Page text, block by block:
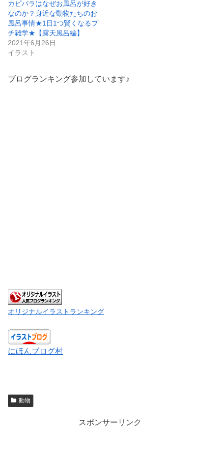
カピバラはなぜお風呂が好き
なのか？身近な動物たちのお
風呂事情★1日1つ賢くなるプ
チ雑学★【露天風呂編】
2021年6月26日
イラスト
ブログランキング参加しています♪
オリジナルイラストランキング
にほんブログ村
動物
スポンサーリンク